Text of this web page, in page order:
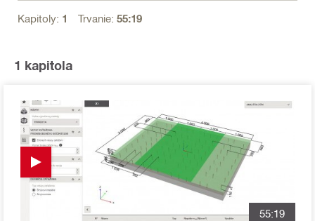
Kapitoly: 1 Trvanie: 55:19
1 kapitola
55:19